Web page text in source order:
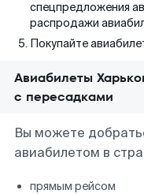
спецпредложения
распродажи
Покупайте
Авиабилеты
с пересадками
Вы можете
авиабилетом в
прямым рейсом